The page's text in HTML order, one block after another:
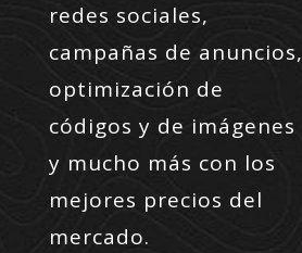
redes sociales,
campañas de anuncios,
optimización de
códigos y de imágenes
y mucho más con los
mejores precios del
mercado.